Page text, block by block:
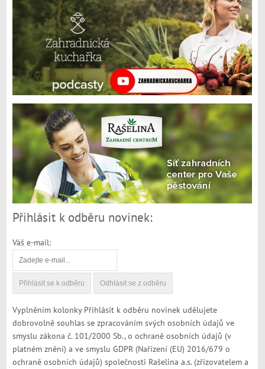
Přihlásit k odběru novinek:
Váš e-mail:
Vyplněním kolonky Přihlásit k odběru novinek udělujete
dobrovolně souhlas se zpracováním svých osobních údajů ve
smyslu zákona č. 101/2000 Sb., o ochraně osobních údajů (v
platném znění) a ve smyslu GDPR (Nařízení (EU) 2016/679 o
ochraně osobních údajů) společnosti Rašelina a.s. (zřizovatelem a